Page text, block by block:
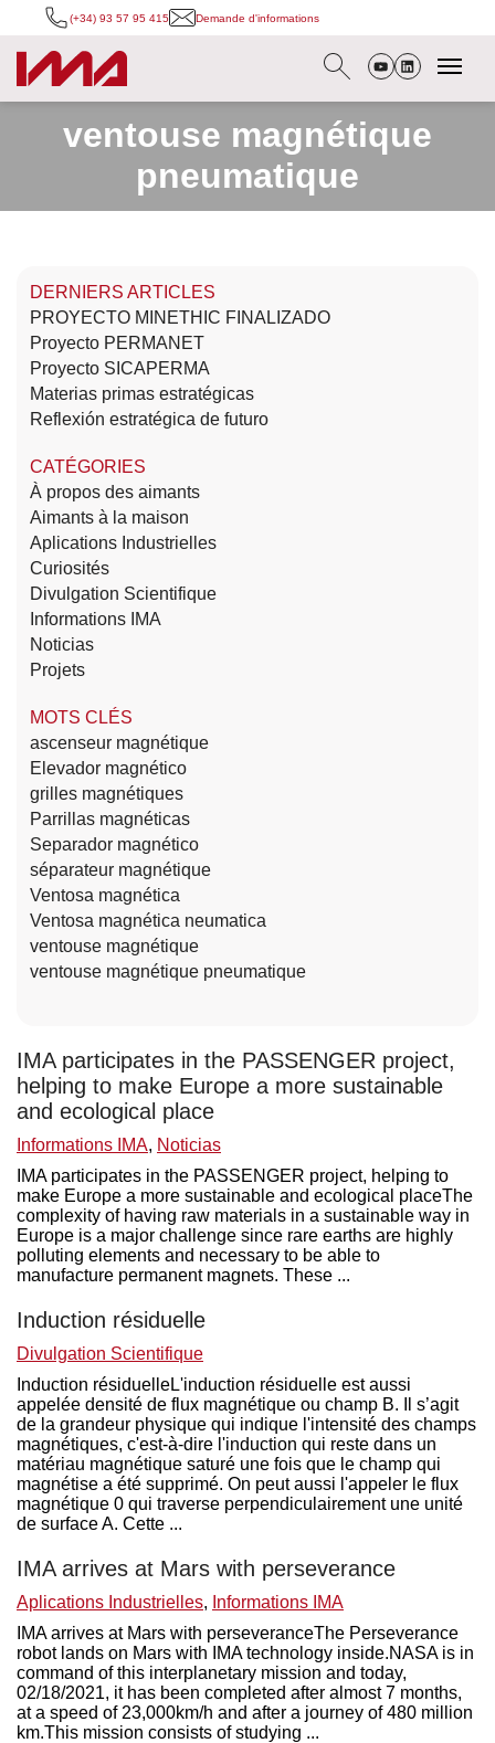
(+34) 93 57 95 415 Demande d'informations
ventouse magnétique
pneumatique
IMA participates in the PASSENGER project,
helping to make Europe a more sustainable
and ecological place
Informations IMA, Noticias
IMA participates in the PASSENGER project, helping to
make Europe a more sustainable and ecological placeThe
complexity of having raw materials in a sustainable way in
Europe is a major challenge since rare earths are highly
polluting elements and necessary to be able to
manufacture permanent magnets. These ...
Induction résiduelle
Divulgation Scientifique
Induction résiduelleL'induction résiduelle est aussi
appelée densité de flux magnétique ou champ B. Il s’agit
de la grandeur physique qui indique l'intensité des champs
magnétiques, c'est-à-dire l'induction qui reste dans un
matériau magnétique saturé une fois que le champ qui
magnétise a été supprimé. On peut aussi l'appeler le flux
magnétique 0 qui traverse perpendiculairement une unité
de surface A. Cette ...
IMA arrives at Mars with perseverance
Aplications Industrielles, Informations IMA
IMA arrives at Mars with perseveranceThe Perseverance
robot lands on Mars with IMA technology inside.NASA is in
command of this interplanetary mission and today,
02/18/2021, it has been completed after almost 7 months,
at a speed of 23,000km/h and after a journey of 480 million
km.This mission consists of studying ...
DERNIERS ARTICLES
PROYECTO MINETHIC FINALIZADO
Proyecto PERMANET
Proyecto SICAPERMA
Materias primas estratégicas
Reflexión estratégica de futuro
CATÉGORIES
À propos des aimants
Aimants à la maison
Aplications Industrielles
Curiosités
Divulgation Scientifique
Informations IMA
Noticias
Projets
MOTS CLÉS
ascenseur magnétique
Elevador magnético
grilles magnétiques
Parrillas magnéticas
Separador magnético
séparateur magnétique
Ventosa magnética
Ventosa magnética neumatica
ventouse magnétique
ventouse magnétique pneumatique